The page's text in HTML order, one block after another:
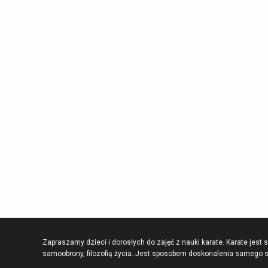
Zapraszamy dzieci i dorosłych do zajęć z nauki karate. Karate jest
samoobrony, filozofią życia. Jest sposobem doskonalenia samego